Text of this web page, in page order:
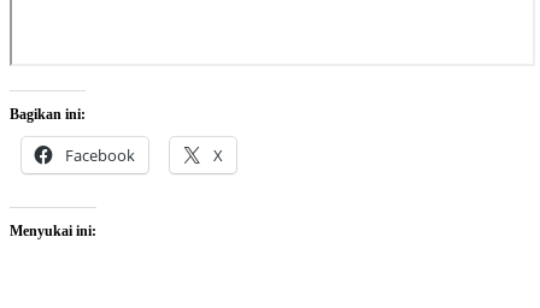
Bagikan ini:
Facebook X
Menyukai ini: